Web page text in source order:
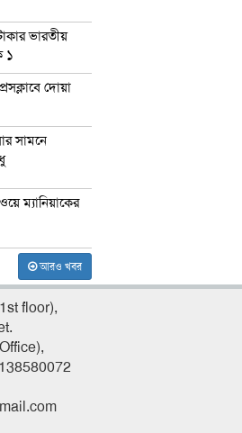
ভারতীয়
১
দোয়া
সামনে
ম্যানিয়াকের
আরও খবর
floor),